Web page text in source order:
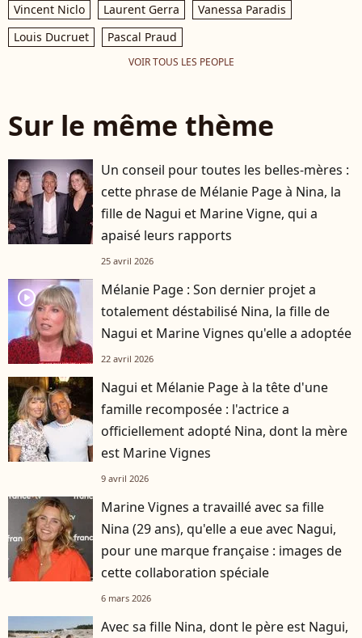
Vincent Niclo
Laurent Gerra
Vanessa Paradis
Louis Ducruet
Pascal Praud
VOIR TOUS LES PEOPLE
Sur le même thème
Un conseil pour toutes les belles-mères :
cette phrase de Mélanie Page à Nina, la
fille de Nagui et Marine Vigne, qui a
apaisé leurs rapports
25 avril 2026
player2
Mélanie Page : Son dernier projet a
totalement déstabilisé Nina, la fille de
Nagui et Marine Vignes qu'elle a adoptée
22 avril 2026
Nagui et Mélanie Page à la tête d'une
famille recomposée : l'actrice a
officiellement adopté Nina, dont la mère
est Marine Vignes
9 avril 2026
Marine Vignes a travaillé avec sa fille
Nina (29 ans), qu'elle a eue avec Nagui,
pour une marque française : images de
cette collaboration spéciale
6 mars 2026
Avec sa fille Nina, dont le père est Nagui,